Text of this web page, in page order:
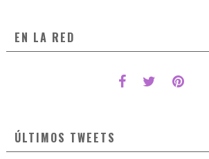
EN LA RED
ÚLTIMOS TWEETS